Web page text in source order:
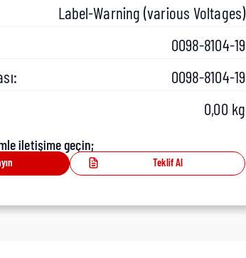
Label-Warning (various Voltages)
0098-8104-19
0098-8104-19
0,00 kg
iletişime geçin;
Teklif Al